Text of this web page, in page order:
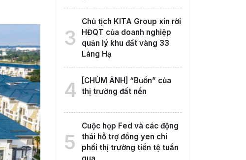
3
Chủ tịch KITA Group xin rời
HĐQT của doanh nghiệp
quản lý khu đất vàng 33
Láng Hạ
4
[CHÙM ẢNH] “Buồn” của
thị trường đất nền
5
Cuộc họp Fed và các động
thái hỗ trợ đồng yen chi
phối thị trường tiền tệ tuần